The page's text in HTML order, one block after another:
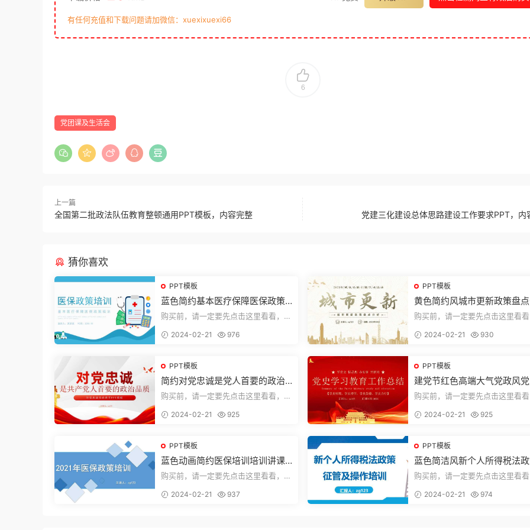
有任何充值和下载问题请加微信：xuexixuexi66
6
党团课及生活会
上一篇
全国第二批政法队伍教育整顿通用PPT模板，内容完整 党建三化建设总体思路建设工作要求PPT，内
猜你喜欢
PPT模板
蓝色简约基本医疗保障医保政策
培训PPT模板
购买前，请一定要先点击这里看看，欢
束，一共2...
2024-02-21 976
PPT模板
黄色简约风城市更新政策盘
析城市更新宣传PPT模板
购买前，请一定要先点击这里看看
束，一共1...
2024-02-21 930
PPT模板
简约对党忠诚是党人首要的政治
品质党课PPT模板
购买前，请一定要先点击这里看看，欢
束，一共1...
2024-02-21 925
PPT模板
建党节红色高端大气党政风
学习教育工作总结主题PPT模
购买前，请一定要先点击这里看看
束，一共2...
2024-02-21 925
PPT模板
蓝色动画简约医保培训培训讲课P
PT模板
购买前，请一定要先点击这里看看，欢
束，一共3...
2024-02-21 937
PPT模板
蓝色简洁风新个人所得税法
征管个人所得税PPT模板
购买前，请一定要先点击这里看看
束，一共7...
2024-02-21 974